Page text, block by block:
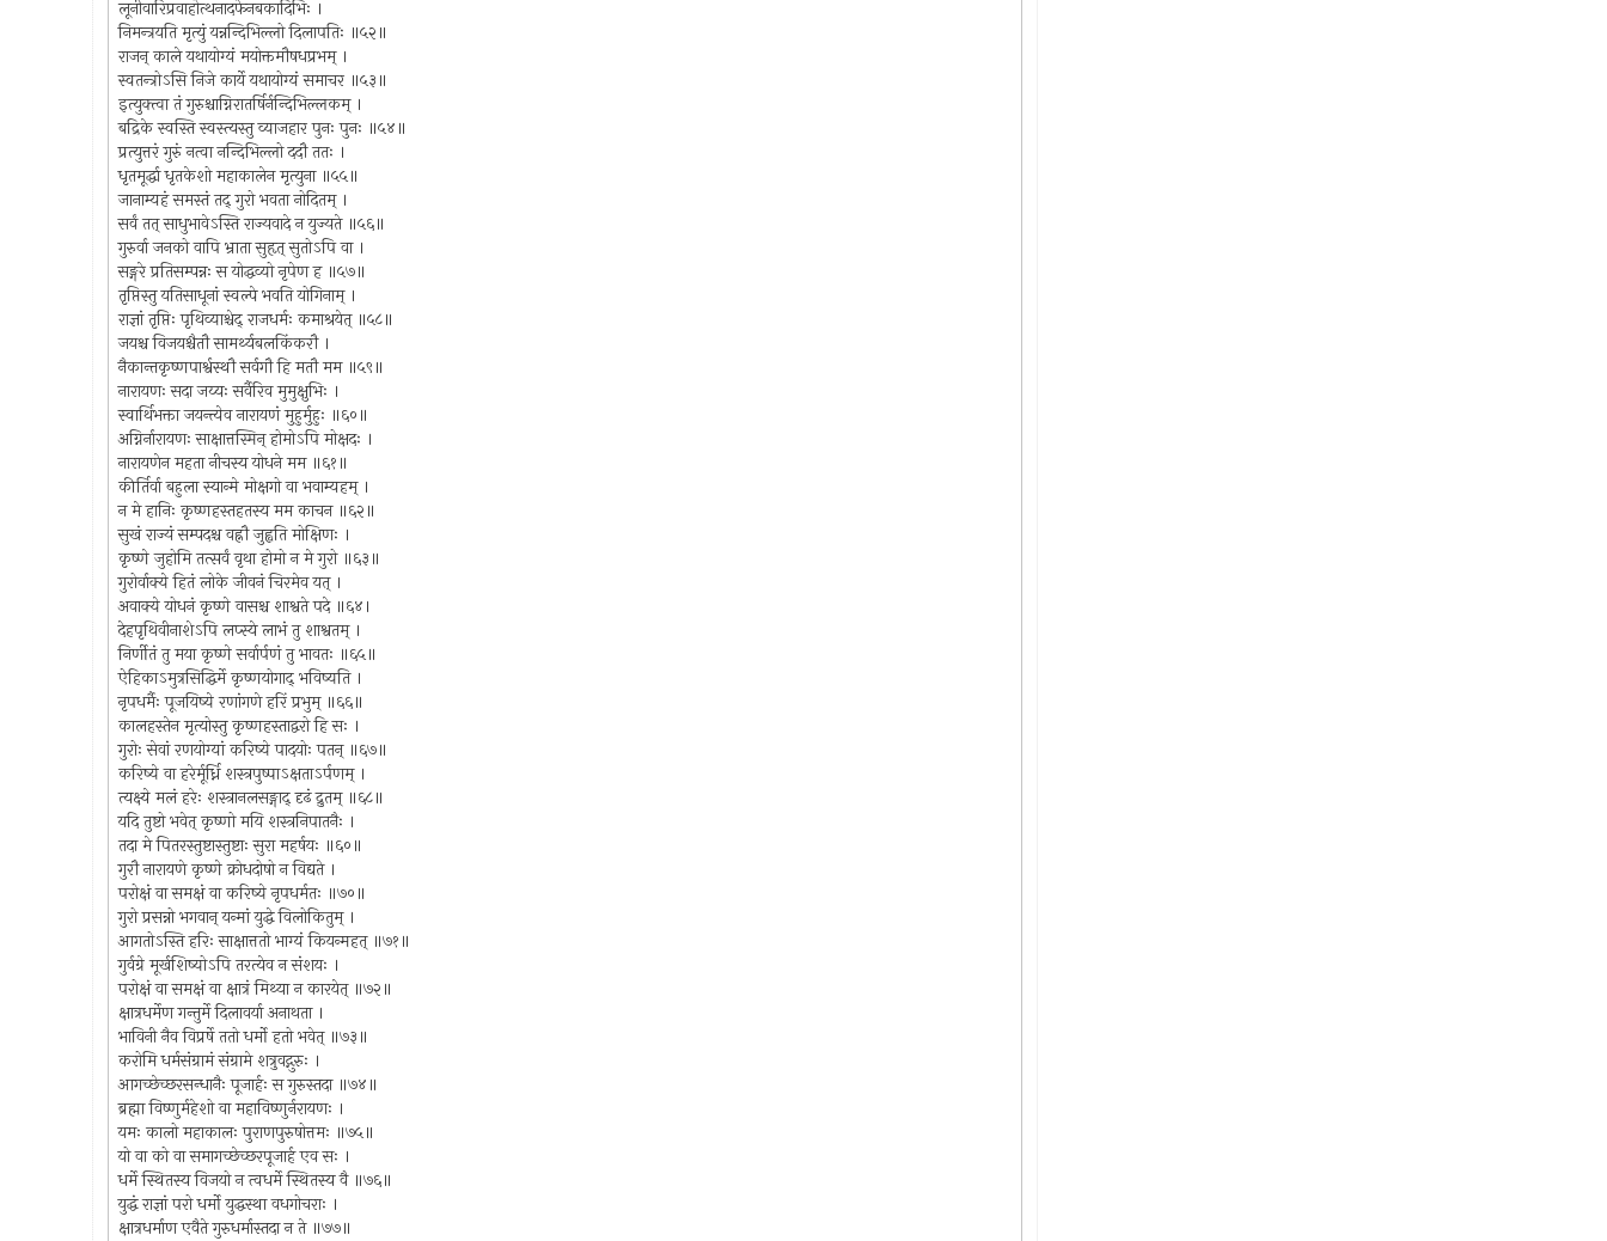
लूनीवारिप्रवाहोत्थनादफेनबकादिभिः ।
निमन्त्रयति मृत्युं यन्नन्दिभिल्लो दिलापतिः ॥५२॥
राजन् काले यथायोग्यं मयोक्तमौषधप्रभम् ।
स्वतन्त्रोऽसि निजे कार्ये यथायोग्यं समाचर ॥५३॥
इत्युक्त्वा तं गुरुश्चाग्निरातर्षिर्नन्दिभिल्लकम् ।
बद्रिके स्वस्ति स्वस्त्यस्तु व्याजहार पुनः पुनः ॥५४॥
प्रत्युत्तरं गुरुं नत्वा नन्दिभिल्लो ददौ ततः ।
धृतमूर्द्धा धृतकेशो महाकालेन मृत्युना ॥५५॥
जानाम्यहं समस्तं तद् गुरो भवता नोदितम् ।
सर्वं तत् साधुभावेऽस्ति राज्यवादे न युज्यते ॥५६॥
गुरुर्वा जनको वापि भ्राता सुहृत् सुतोऽपि वा ।
सङ्गरे प्रतिसम्पन्नः स योद्धव्यो नृपेण ह ॥५७॥
तृप्तिस्तु यतिसाधूनां स्वल्पे भवति योगिनाम् ।
राज्ञां तृप्तिः पृथिव्याश्चेद् राजधर्मः कमाश्रयेत् ॥५८॥
जयश्च विजयश्चैतौ सामर्थ्यबलकिंकरौ ।
नैकान्तकृष्णपार्श्वस्थौ सर्वगौ हि मतौ मम ॥५९॥
नारायणः सदा जय्यः सर्वैरिव मुमुक्षुभिः ।
स्वार्थिभक्ता जयन्त्येव नारायणं मुहुर्मुहुः ॥६०॥
अग्निर्नारायणः साक्षात्तस्मिन् होमोऽपि मोक्षदः ।
नारायणेन महता नीचस्य योधने मम ॥६१॥
कीर्तिर्वा बहुला स्यान्मे मोक्षगो वा भवाम्यहम् ।
न मे हानिः कृष्णहस्तहतस्य मम काचन ॥६२॥
सुखं राज्यं सम्पदश्च वह्नौ जुह्वति मोक्षिणः ।
कृष्णे जुहोमि तत्सर्वं वृथा होमो न मे गुरो ॥६३॥
गुरोर्वाक्ये हितं लोके जीवनं चिरमेव यत् ।
अवाक्ये योधनं कृष्णे वासश्च शाश्वते पदे ॥६४।
देहपृथिवीनाशेऽपि लप्स्ये लाभं तु शाश्वतम् ।
निर्णीतं तु मया कृष्णे सर्वार्पणं तु भावतः ॥६५॥
ऐहिकाऽमुत्रसिद्धिर्मे कृष्णयोगाद् भविष्यति ।
नृपधर्मैः पूजयिष्ये रणांगणे हरिं प्रभुम् ॥६६॥
कालहस्तेन मृत्योस्तु कृष्णहस्ताद्वरो हि सः ।
गुरोः सेवां रणयोग्यां करिष्ये पादयोः पतन् ॥६७॥
करिष्ये वा हरेर्मूर्ध्नि शस्त्रपुष्पाऽक्षताऽर्पणम् ।
त्यक्ष्ये मलं हरेः शस्त्रानलसङ्गाद् दृढं द्रुतम् ॥६८॥
यदि तुष्टो भवेत् कृष्णो मयि शस्त्रनिपातनैः ।
तदा मे पितरस्तुष्टास्तुष्टाः सुरा महर्षयः ॥६०॥
गुरौ नारायणे कृष्णे क्रोधदोषो न विद्यते ।
परोक्षं वा समक्षं वा करिष्ये नृपधर्मतः ॥७०॥
गुरो प्रसन्नो भगवान् यन्मां युद्धे विलोकितुम् ।
आगतोऽस्ति हरिः साक्षात्ततो भाग्यं कियन्महत् ॥७१॥
गुर्वग्रे मूर्खशिष्योऽपि तरत्येव न संशयः ।
परोक्षं वा समक्षं वा क्षात्रं मिथ्या न कारयेत् ॥७२॥
क्षात्रधर्मेण गन्तुर्मे दिलावर्या अनाथता ।
भाविनी नैव विप्रर्षे ततो धर्मो हतो भवेत् ॥७३॥
करोमि धर्मसंग्रामं संग्रामे शत्रुवद्गुरुः ।
आगच्छेच्छरसन्धानैः पूजार्हः स गुरुस्तदा ॥७४॥
ब्रह्मा विष्णुर्महेशो वा महाविष्णुर्नरायणः ।
यमः कालो महाकालः पुराणपुरुषोत्तमः ॥७५॥
यो वा को वा समागच्छेच्छरपूजार्ह एव सः ।
धर्मे स्थितस्य विजयो न त्वधर्मे स्थितस्य वै ॥७६॥
युद्धं राज्ञां परो धर्मो युद्धस्था वधगोचराः ।
क्षात्रधर्माण एवैते गुरुधर्मास्तदा न ते ॥७७॥